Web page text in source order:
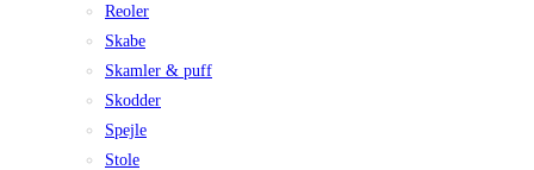
Reoler
Skabe
Skamler & puff
Skodder
Spejle
Stole